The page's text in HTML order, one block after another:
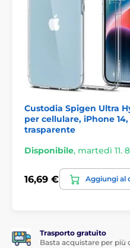
Custodia Spigen Ultra
per cellulare, iPhone 14,
trasparente
Disponibile, martedì 11.
16,69 € Aggiungi al
Trasporto gratuito
Basta acquistare per più